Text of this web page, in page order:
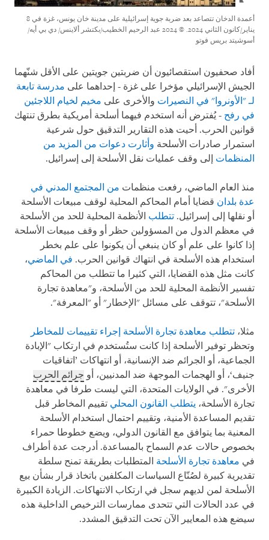
أعمدة الدخان تتصاعد بعد ضربة جوية إسرائيلية على مدينة خان يونس، غزة في 8
يناير/كانون الثاني 2024.
© 2024 عبد الرحيم الخطيب/بكتشر ألاينس/ دي بي أيه/
أسوشيتد بريس فوتو
أفاد صحفيون استقصائيون أن ضربتين جويتين على الأقل شنّهما
الجيش الإسرائيلي مؤخرا على غزة - إحداهما على مدرسة تابعة
لـ "الأونروا" في النصيرات والأخرى على مخيم لخيام اللاجئين
في رفح - يُفترض أنه استخدم فيهما أسلحة أمريكية بطرق تنتهك
قوانين الحرب. أحيت هذه التقارير التدقيق حول شرعية
استمرار صادرات الأسلحة وأثارت دعوات من المزيد من
المنظمات إلى وقف عمليات نقل الأسلحة إلى إسرائيل.
منذ العام الماضي، رفعت منظمات من المجتمع المدني في
عدة بلدان قضايا أمام المحاكم المحلية لوقف مبيعات الأسلحة
أو نقلها إلى إسرائيل. تتطلب الأنظمة المحلية للحد من الأسلحة
في معظم الدول من المسؤولين حظر أو وقف مبيعات الأسلحة
إذا كانوا على علم أو كان ينبغي أن يكونوا على علم بخطر
استخدام هذه الأسلحة في انتهاك قوانين الحرب. في الماضي،
كانت مثل هذه القضايا، التي كثيرا ما تتطلب من المحاكم
تفسير الأنظمة المحلية للحد من الأسلحة، و"معاهدة تجارة
الأسلحة"، تتوقف على مسائل "الإخطار" أو "المعرفة".
مثلا، تتطلب معاهدة تجارة الأسلحة إجراء تقييمات للمخاطر
وتحظر توفير الأسلحة إذا كانت ستُستخدم في ارتكاب "الإبادة
الجماعية، أو الجرائم ضد الإنسانية، أو انتهاكات ’اتفاقيات
جنيف‘، أو الهجمات الموجهة ضد المدنيين، أو جرائم الحرب
الأخرى". في الولايات المتحدة، التي ليست طرفا في معاهدة
تجارة الأسلحة، يتطلب القانون المحلي تقييم المخاطر قبل
تقديم المساعدة الأمنية، وتقييم احتمال استخدام الأسلحة
المعنية بما يتوافق مع القانون الدولي، ويضع خطوطا حمراء
بخصوص حالات عدم السماح بالمساعدة. أدرجت عدة أطراف
في معاهدة تجارة الأسلحة المتطلبات بطريقة تمنح سلطة
تقديرية كبيرة لصُنّاع السياسات المكلفين باتخاذ قرار بشأن بيع
الأسلحة لمن لديهم سجل في ارتكاب الانتهاكات. الزيادة الكبيرة
في عدد الحالات التي تتحدى ممارسات الترخيص الداخلية هذه
سيضع هذه المعايير الآن تحت التدقيق المشدد.